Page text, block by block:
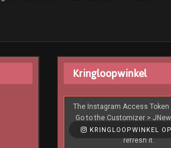
Kringloopwinkel
KRINGLOOPWINKEL
The Instagram Access Token
Go to the Customizer >
Like & View > Instagram Feed
refresh it.